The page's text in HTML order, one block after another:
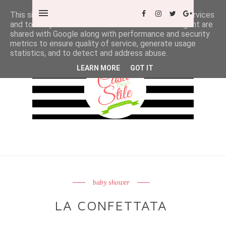
baby shower
LA CONFETTATA
This site uses cookies from Google to deliver its services
and to analyze traffic. Your IP address and user-agent are
shared with Google along with performance and security
metrics to ensure quality of service, generate usage
statistics, and to detect and address abuse.
LEARN MORE GOT IT